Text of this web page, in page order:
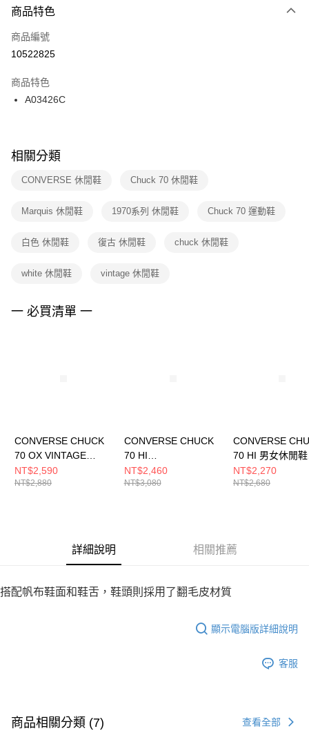
３．安心：先確認商品／服務後，再付款。
【「AFTEE先享後付」結帳流程】
１．於結帳方式選擇「AFTEE先享後付」後，將跳轉至「AFTEE先享後付」
２．訂單成立數日內，您將收到繳費通知簡訊。
３．收到繳費通知簡訊後14天內，點擊此簡訊中的連結，可透過四大超商／
ATM／網路銀行／等多元方式進行付款，方視為交易完成。
※ 交易是否成功請以「AFTEE先享後付 」之結帳頁面顯示為準，若有關於
是否繳費成功／繳費後需取消欲退款等相關疑問，請聯繫「AFTEE先享後付
客戶支援中心」 https://netprotections.freshdesk.com/support/home
１．透過由恩沛科技股份有限公司提供之「AFTEE先享後付」服務完成之交
權轉讓予恩沛科技股份有限公司。
３．未成年的使用者請事先徵得法定代理人或監護人之同意方可使用
４．使用「AFTEE先享後付」時，將依據個別帳號之用戶狀況，依本公司即
每筆NT$100，滿NT$1,500(含以上)免運費
宅配
每筆NT$100，滿NT$1,500(含以上)免運費
付款後門市自取
每筆NT$100，滿NT$1,500(含以上)免運費
商品特色
商品編號
10522825
商品特色
A03426C
相關分類
CONVERSE 休閒鞋 Chuck 70 休閒鞋
Marquis 休閒鞋 1970系列 休閒鞋 Chuck 70 運動鞋
白色 休閒鞋 復古 休閒鞋 chuck 休閒鞋
white 休閒鞋 vintage 休閒鞋
一 必買清單 一
CONVERSE CHUCK
70 OX VINTAGE
WHITE/VINTAGE
WHITE 男女 休閒鞋
NT$2,590
NT$2,880
CONVERSE CHUCK
70 HI
BLACK/BLACK/WHIT
E 男女 休閒鞋
NT$2,460
NT$3,080
CONVERSE
70 HI 男女休閒鞋
162053C
NT$2,270
NT$2,680
詳細說明 相關推薦
搭配帆布鞋面和鞋舌，鞋頭則採用了翻毛皮材質
顯示電腦版詳細說明
客服
商品相關分類 (7) 查看全部